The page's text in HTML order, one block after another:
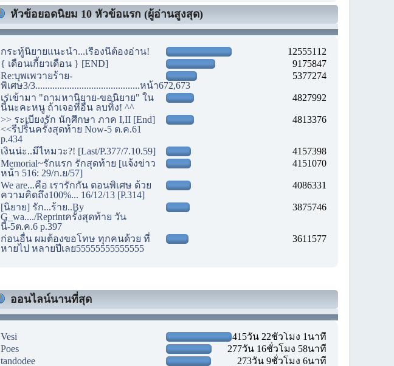
หัวข้อยอดนิยม 10 หัวข้อแรก (ผู้อ่านสูงสุด)
กระทู้นิยายแนะนำ...เรื่องนี้ต้องอ่าน!
12555112
{ เดือนเกี้ยวเดือน } [END]
9175847
Re:บุพเพวายร้าย-
พิเศษ3/3...........................................หน้า672,673
5377274
เร่เข้ามา "ถามหานิยาย-ขอนิยาย" ใน
นี้นะคะหนู ถ้าเจอที่อื่น ลบทิ้ง! ^^
4827992
>> ระเบียงรัก นักศึกษา ภาค I,II [End]
<<รีปริ้นครั้งสุดท้าย Now-5 ต.ค.61
p.434
4813376
เงินน่ะ..มีไหมวะ?! [Last/P.377/7.10.59]
4157398
Memorial~รักแรก รักสุดท้าย [แจ้งข่าว
หน้า 516: 29/ก.ย/57]
4151070
We are...คือ เรารักกัน ตอนพิเศษ ด้วย
ความคิดถึง100%... 16/12/13 [P.314]
4086331
[นิยาย] รัก...ร้าย..By
G_wa..../Reprintครั้งสุดท้าย วัน
นี้-5ต.ค.6 p.397
3875746
ก่อนอื่น ผมต้องขอโทษ ทุกคนด้วย ที่
หายไป หลายปีเลย55555555555555
3611577
ออนไลน์นานที่สุด
Vesi
415วัน 22ชั่วโมง 1นาที
Poes
277วัน 16ชั่วโมง 58นาที
tandodee
273วัน 9ชั่วโมง 6นาที